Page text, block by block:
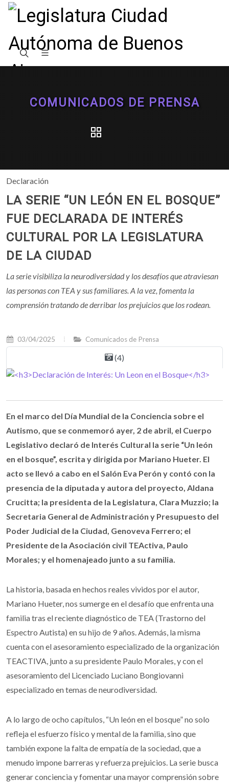
COMUNICADOS DE PRENSA
Declaración
LA SERIE “UN LEÓN EN EL BOSQUE”
FUE DECLARADA DE INTERÉS
CULTURAL POR LA LEGISLATURA
DE LA CIUDAD
La serie visibiliza la neurodiversidad y los desafíos que atraviesan
las personas con TEA y sus familiares. A la vez, fomenta la
comprensión tratando de derribar los prejuicios que los rodean.
03/04/2025 Comunicados de Prensa
(4)
En el marco del Día Mundial de la Conciencia sobre el
Autismo, que se conmemoró ayer, 2 de abril, el Cuerpo
Legislativo declaró de Interés Cultural la serie “Un león
en el bosque”, escrita y dirigida por Mariano Hueter. El
acto se llevó a cabo en el Salón Eva Perón y contó con la
presencia de la diputada y autora del proyecto, Aldana
Crucitta; la presidenta de la Legislatura, Clara Muzzio; la
Secretaria General de Administración y Presupuesto del
Poder Judicial de la Ciudad, Genoveva Ferrero; el
Presidente de la Asociación civil TEActiva, Paulo
Morales; y el homenajeado junto a su familia.
La historia, basada en hechos reales vividos por el autor,
Mariano Hueter, nos sumerge en el desafío que enfrenta una
familia tras el reciente diagnóstico de TEA (Trastorno del
Espectro Autista) en su hijo de 9 años. Además, la misma
cuenta con el asesoramiento especializado de la organización
TEACTIVA, junto a su presidente Paulo Morales, y con el
asesoramiento del Licenciado Luciano Bongiovanni
especializado en temas de neurodiversidad.
A lo largo de ocho capítulos, “Un león en el bosque” no solo
refleja el esfuerzo físico y mental de la familia, sino que
también expone la falta de empatía de la sociedad, que a
menudo impone barreras y refuerza prejuicios. La serie busca
generar conciencia y fomentar una mayor comprensión sobre